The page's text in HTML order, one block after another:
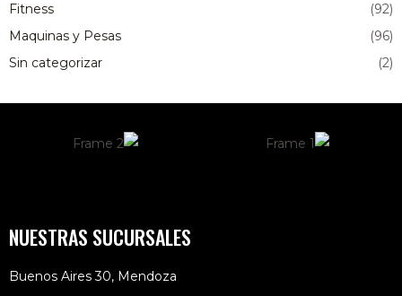
Fitness
(92)
Maquinas y Pesas
(96)
Sin categorizar
(2)
NUESTRAS SUCURSALES
Buenos Aires 30, Mendoza